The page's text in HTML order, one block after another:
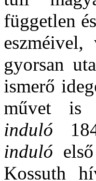
független
gyorsan
ismerő
művet is
induló
induló
Kossuth